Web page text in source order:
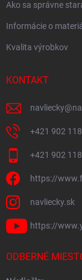
Ako sa správne
Informácie o
Kvalita výrobkov
KONTAKT
navliecky@
+421 902
+421 902
https://
navliecky.sk
https://
ODBERNÉ